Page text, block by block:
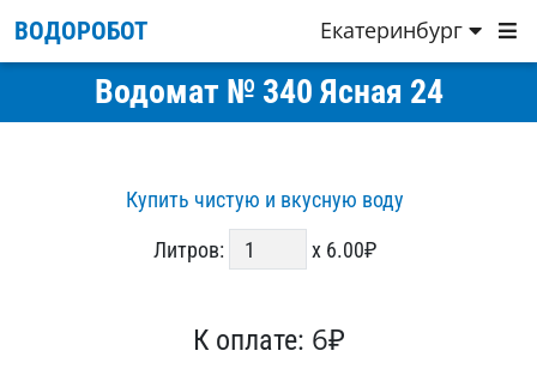
ВОДОРОБОТ Екатеринбург
Водомат № 340 Ясная 24
Купить чистую и вкусную воду
Литров:
x 6.00₽
К оплате: 6₽